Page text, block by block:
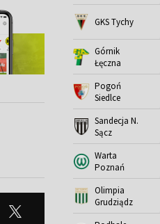
GKS Tychy
Górnik
Łęczna
Pogoń
Siedlce
Sandecja N.
Sącz
Warta
Poznań
Olimpia
Grudziądz